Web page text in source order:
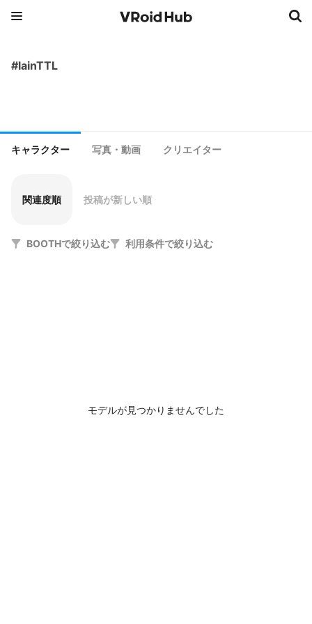
#lainTTL
キャラクター 写真・動画 クリエイター
関連度順 投稿が新しい順
BOOTHで絞り込む 利用条件で絞り込む
モデルが見つかりませんでした